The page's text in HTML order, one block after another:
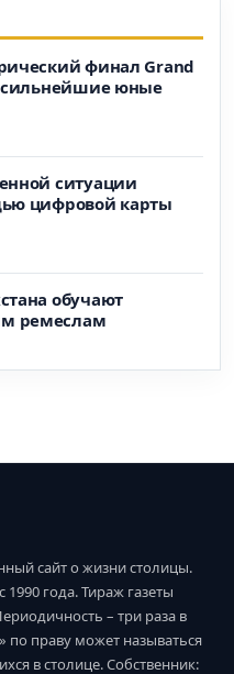
финал Grand
сильнейшие юные
ситуации
цифровой карты
обучают
ремеслам
сайт о жизни столицы.
1990 года. Тираж газеты
– три раза в
по праву может называться
в столице. Собственник: